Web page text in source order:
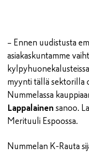
– Ennen uudistusta
asiakaskuntamme
myynti tällä sektorilla
Nummelassa
Lappalainen sanoo.
Merituuli Espoossa.
Nummelan K-Rauta